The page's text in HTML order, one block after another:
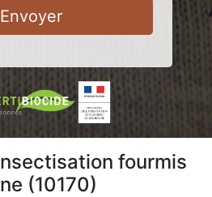
Envoyer
fourmis
(10170)